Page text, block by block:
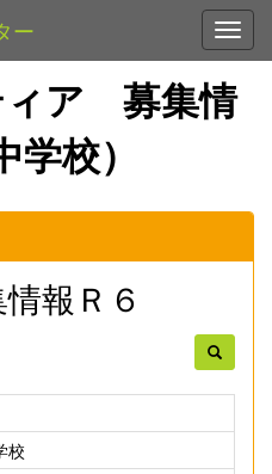
ー
ィア 募集情
校）
報Ｒ６
校